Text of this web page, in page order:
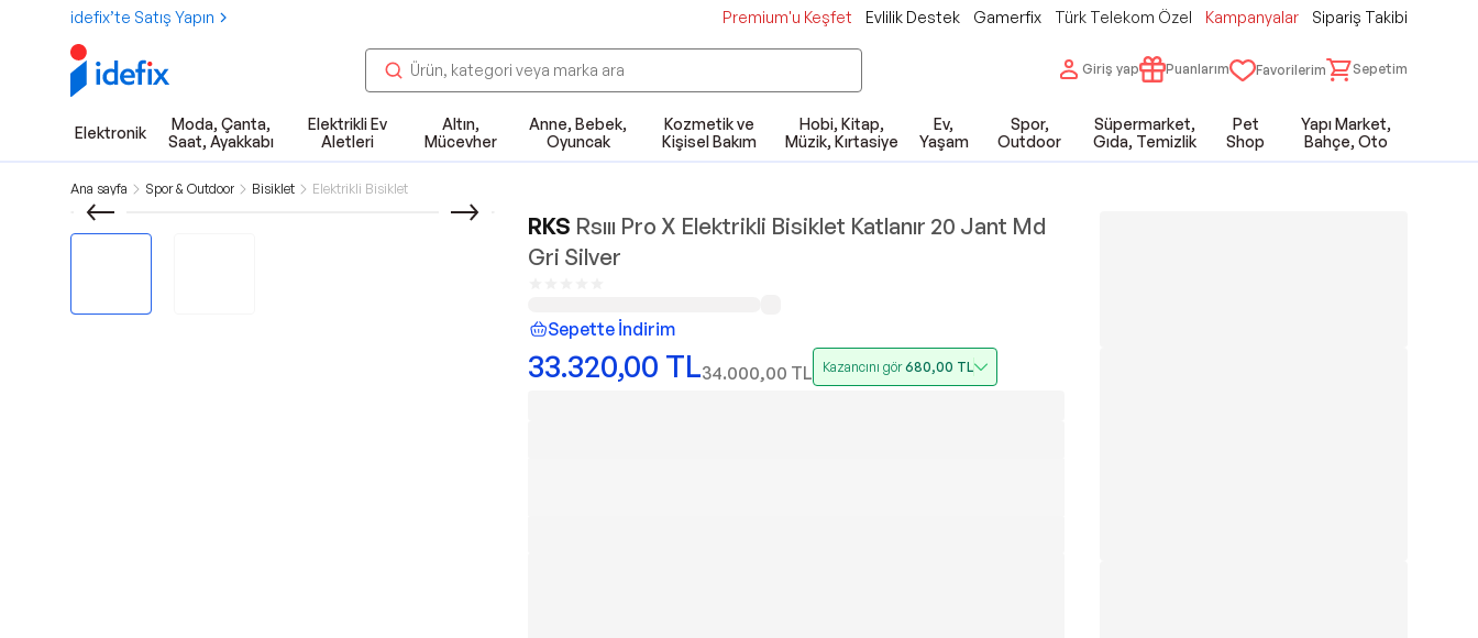
idefix’te Satış Yapın Premium'u Keşfet Evlilik Destek Gamerfix Türk Telekom Özel Kampanyalar Sipariş Takibi
Giriş yap Puanlarım Favorilerim Sepetim
Elektronik
Moda, Çanta,
Saat, Ayakkabı
Elektrikli Ev
Aletleri
Altın,
Mücevher
Anne, Bebek,
Oyuncak
Kozmetik ve
Kişisel Bakım
Hobi, Kitap,
Müzik, Kırtasiye
Ev,
Yaşam
Spor,
Outdoor
Süpermarket,
Gıda, Temizlik
Pet
Shop
Yapı Market,
Bahçe, Oto
Ana sayfa Spor & Outdoor Bisiklet Elektrikli Bisiklet
RKS Rsııı Pro X Elektrikli Bisiklet Katlanır 20 Jant Md
Gri Silver
Sepette İndirim
33.320,00 TL34.000,00 TL Kazancını gör680,00 TL